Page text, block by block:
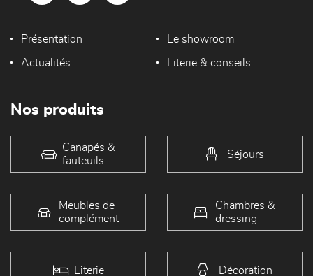
Présentation Le showroom
Actualités Literie & conseils
Nos produits
Canapés &
fauteuils
Séjours
Meubles de
complément
Chambres &
dressing
Literie Décoration